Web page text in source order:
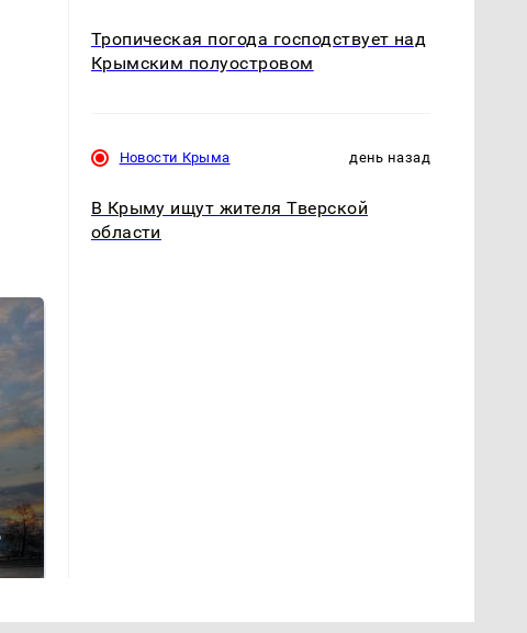
Тропическая погода господствует над
Крымским полуостровом
Новости Крыма день назад
В Крыму ищут жителя Тверской
области